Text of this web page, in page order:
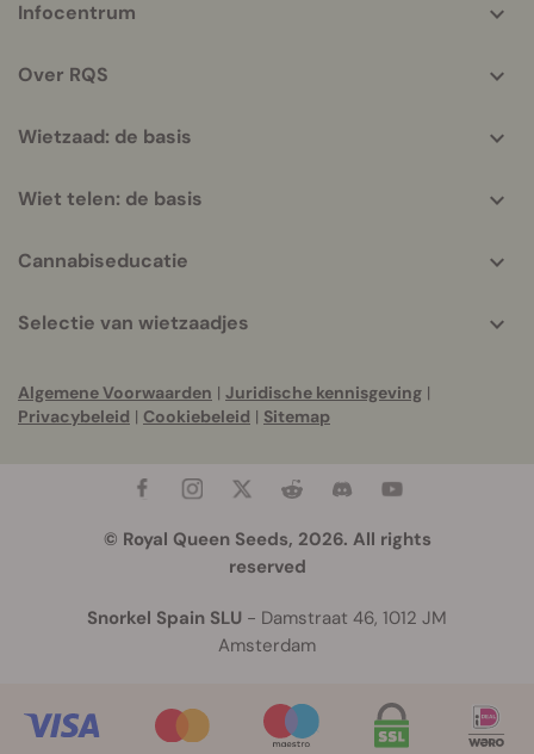
helpful
Infocentrum
Over RQS
Wietzaad: de basis
Wiet telen: de basis
Cannabiseducatie
Selectie van wietzaadjes
Algemene Voorwaarden | Juridische kennisgeving |
Privacybeleid | Cookiebeleid | Sitemap
© Royal Queen Seeds, 2026. All rights
reserved
Snorkel Spain SLU - Damstraat 46, 1012 JM
Amsterdam